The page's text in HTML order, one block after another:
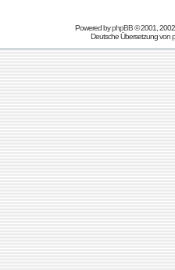
Powered byphpBB© 2001,
Deutsche Übersetzung von